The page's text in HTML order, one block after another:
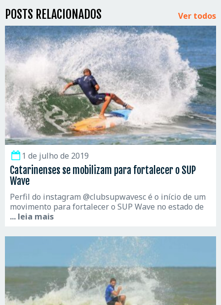
POSTS RELACIONADOS Ver todos
1 de julho de 2019
Catarinenses se mobilizam para fortalecer o SUP
Wave
Perfil do instagram @clubsupwavesc é o início de um
movimento para fortalecer o SUP Wave no estado de
... leia mais